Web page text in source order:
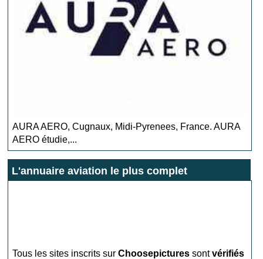
AURA AERO, Cugnaux, Midi-Pyrenees, France. AURA
AERO étudie,...
L'annuaire aviation le plus complet
Tous les sites inscrits surChoosepictures sontvérifiés